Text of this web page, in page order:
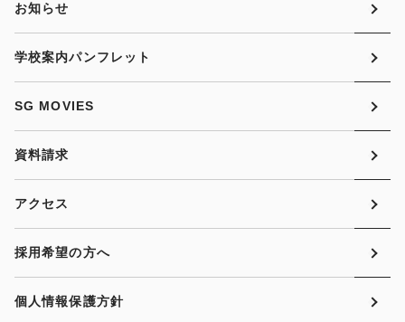
お知らせ
学校案内パンフレット
SG MOVIES
資料請求
アクセス
採用希望の方へ
個人情報保護方針